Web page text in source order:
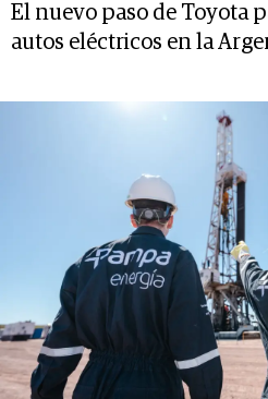
El nuevo paso de Toyota
autos eléctricos en la